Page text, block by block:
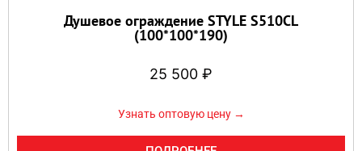
Душевое ограждение STYLE S510CL
(100*100*190)
25 500 ₽
Узнать оптовую цену →